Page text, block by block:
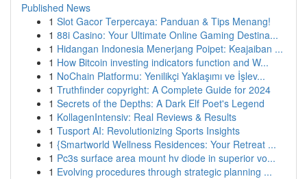
Published News
1 Slot Gacor Terpercaya: Panduan & Tips Menang!
1 88i Casino: Your Ultimate Online Gaming Destina...
1 Hidangan Indonesia Menerjang Poipet: Keajaiban ...
1 How Bitcoin investing indicators function and W...
1 NoChain Platformu: Yenilikçi Yaklaşımı ve İşlev...
1 Truthfinder copyright: A Complete Guide for 2024
1 Secrets of the Depths: A Dark Elf Poet's Legend
1 KollagenIntensiv: Real Reviews & Results
1 Tusport AI: Revolutionizing Sports Insights
1 {Smartworld Wellness Residences: Your Retreat ...
1 Pc3s surface area mount hv diode in superior vo...
1 Evolving procedures through strategic planning ...